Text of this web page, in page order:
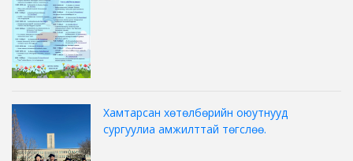
Хамтарсан хөтөлбөрийн оюутнууд
сургуулиа амжилттай төгслөө.